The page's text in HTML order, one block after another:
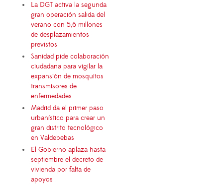
La DGT activa la segunda
gran operación salida del
verano con 5,6 millones
de desplazamientos
previstos
Sanidad pide colaboración
ciudadana para vigilar la
expansión de mosquitos
transmisores de
enfermedades
Madrid da el primer paso
urbanístico para crear un
gran distrito tecnológico
en Valdebebas
El Gobierno aplaza hasta
septiembre el decreto de
vivienda por falta de
apoyos